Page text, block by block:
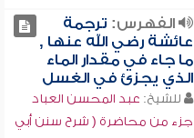
الفهرس: ترجمة
عائشة رضي الله عنها ,
ما جاء في مقدار الماء
الذي يجزئ في الغسل
للشيخ: عبد المحسن العباد
جزء من محاضرة ( شرح سنن أبي